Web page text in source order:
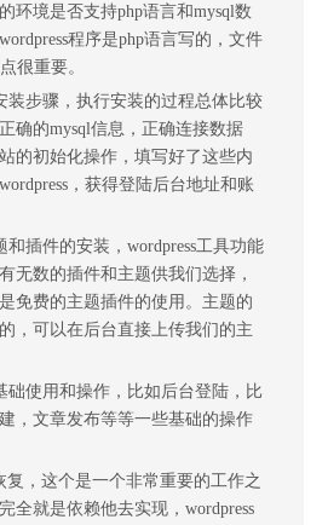
环境是否支持php语言和mysql数
程序是php语言写的，文件
很重要。
装步骤，执行安装的过程总体比较
确的mysql信息，正确连接数据
的初始化操作，填写好了这些内
，获得登陆后台地址和账
和插件的安装，wordpress工具功能
无数的插件和主题供我们选择，
免费的主题插件的使用。主题的
，可以在后台直接上传我们的主
础使用和操作，比如后台登陆，比
，文章发布等等一些基础的操作
复，这个是一个非常重要的工作之
全就是依赖他去实现，wordpress